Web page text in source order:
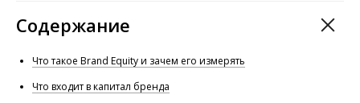
Содержание
Что такое Brand Equity и зачем его измерять
Что входит в капитал бренда